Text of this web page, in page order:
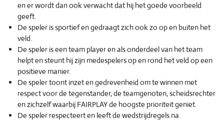
en er wordt dan ook verwacht dat hij het goede voorbeeld
geeft.
De speler is sportief en gedraagt zich ook zo op en buiten het
veld.
De speler is een team player en als onderdeel van het team
helpt en steunt hij zijn medespelers op en rond het veld op een
positieve manier.
De speler toont inzet en gedrevenheid om te winnen met
respect voor de tegenstander, de teamgenoten, scheidsrechter
en zichzelf waarbij FAIRPLAY de hoogste prioriteit geniet.
De speler respecteert en leeft de wedstrijdregels na.